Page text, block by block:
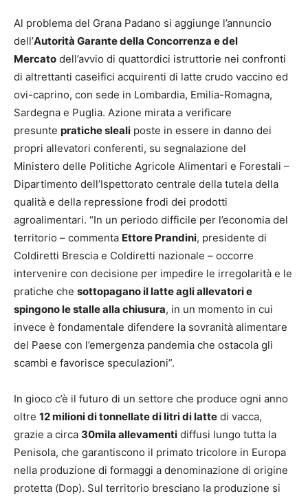
Al problema del Grana Padano si aggiunge l’annuncio
dell’Autorità Garante della Concorrenza e del
Mercato dell’avvio di quattordici istruttorie nei confronti
di altrettanti caseifici acquirenti di latte crudo vaccino ed
ovi-caprino, con sede in Lombardia, Emilia-Romagna,
Sardegna e Puglia. Azione mirata a verificare
presunte pratiche sleali poste in essere in danno dei
propri allevatori conferenti, su segnalazione del
Ministero delle Politiche Agricole Alimentari e Forestali –
Dipartimento dell’Ispettorato centrale della tutela della
qualità e della repressione frodi dei prodotti
agroalimentari. “In un periodo difficile per l’economia del
territorio – commenta Ettore Prandini, presidente di
Coldiretti Brescia e Coldiretti nazionale – occorre
intervenire con decisione per impedire le irregolarità e le
pratiche che sottopagano il latte agli allevatori e
spingono le stalle alla chiusura, in un momento in cui
invece è fondamentale difendere la sovranità alimentare
del Paese con l’emergenza pandemia che ostacola gli
scambi e favorisce speculazioni”.
In gioco c’è il futuro di un settore che produce ogni anno
oltre 12 milioni di tonnellate di litri di latte di vacca,
grazie a circa 30mila allevamenti diffusi lungo tutta la
Penisola, che garantiscono il primato tricolore in Europa
nella produzione di formaggi a denominazione di origine
protetta (Dop). Sul territorio bresciano la produzione si